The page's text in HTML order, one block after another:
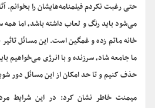
حتی رغبت نکردم فیلمنامه‌هایشان را بخوانم.
می‌شود باید رنگ و لعاب داشته باشد، اما
خانه ماتم زده و غمگین است. این مسائل
ما جامعه شاد، سرزنده و با انرژی می‌خواهیم
حذف کنیم و تا حد امکان از این مسائل دور
میمنت خاطر نشان کرد: در این شرایط